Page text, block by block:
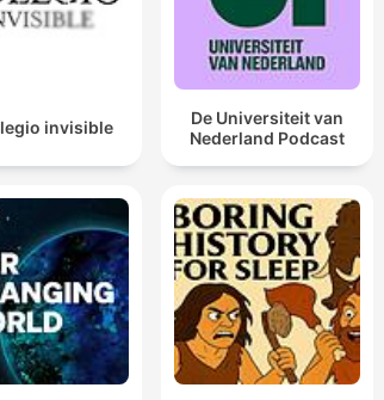
invisible
De Universiteit van
Nederland Podcast